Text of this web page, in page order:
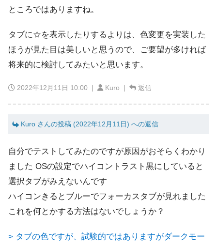
ところではありますね。
タブに☆を表示したりするよりは、色変更を実装した
ほうが見た目は美しいと思うので、ご要望が多ければ
将来的に検討してみたいと思います。
2022年12月11日 10:00 | Kuro | 返信
Kuro さんの投稿 (2022年12月11日) への返信
自分でテストしてみたのですが原因がおそらくわかり
ました OSの設定でハイコントラスト黒にしていると
選択タブがみえないんです
ハイコンきるとブルーでフォーカスタブが見れました
これを何とかする方法はないでしょうか？
> タブの色ですが、試験的ではありますがダークモー